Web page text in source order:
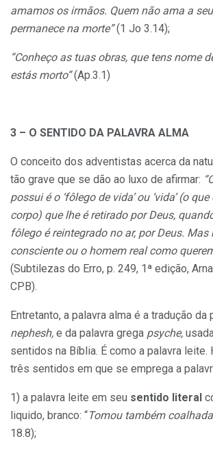
amamos os irmãos. Quem não ama a
permanece na morte”(1 Jo 3.14);
“Conheço as tuas obras, que tens nome
estás morto”(Ap.3.1)
3 – O SENTIDO DA PALAVRA ALMA
O conceito dos adventistas acerca da
tão grave que se dão ao luxo de afirmar:
possui é o ‘fôlego de vida’ ou ‘vida’ (o
corpo) que lhe é retirado por Deus,
fôlego é reintegrado no ar, por Deus. Mas
consciente ou o homem real como
(Subtilezas do Erro, p. 249, 1ª edição,
CPB).
Entretanto, a palavra alma é a tradução da
nephesh, e da palavra grega psyche,
sentidos na Bíblia. É como a palavra leite.
três sentidos em que se emprega a
1) a palavra leite em seu sentido literal
liquido, branco: “Tomou também
18.8);